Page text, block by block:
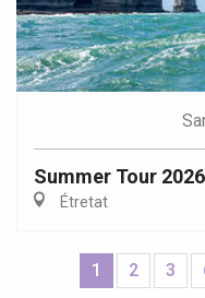
Summer Tour 2026
Étretat
1 2 3